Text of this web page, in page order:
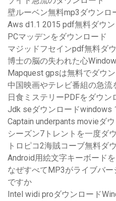
壁ルーベン無料mp3ダウンロ
Aws d1.1 2015 pdf無料ダウ
PCマッデンをダウンロード
マジッドフセインpdf無料ダ
博士の脳の失われた心
Mapquest gpsは無料でダウ
中国映画やテレビ番組の急
日食ミステリーPDFをダウン
Jdk seダウンロードwindows
Captain underpants movieダ
シーズン7トレントを一度ダ
トロピコ2海賊コーブ無料ダ
Android用絵文字キーボード
なぜすべてMP3がライブバ
ですか
Intel widi proダウンロード